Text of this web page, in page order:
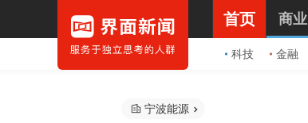
首页
科技 金融
商业
宁波能源